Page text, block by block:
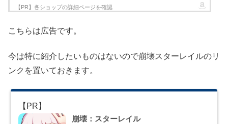
こちらは広告です。
今は特に紹介したいものはないので崩壊スターレイルのリ
ンクを置いておきます。
崩壊：スターレイル